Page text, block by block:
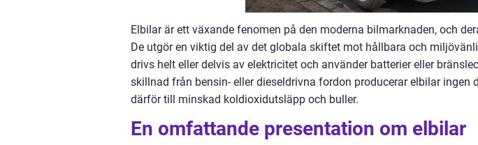
Elbilar är ett växande fenomen på den moderna bilmarknaden, och
De utgör en viktig del av det globala skiftet mot hållbara och
drivs helt eller delvis av elektricitet och använder batterier eller
skillnad från bensin- eller dieseldrivna fordon producerar elbilar ingen
därför till minskad koldioxidutsläpp och buller.
En omfattande presentation om elbilar